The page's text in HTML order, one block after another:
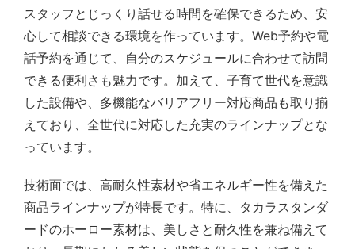
スタッフとじっくり話せる時間を確保できるため、安
心して相談できる環境を作っています。Web予約や電
話予約を通じて、自分のスケジュールに合わせて訪問
できる便利さも魅力です。加えて、子育て世代を意識
した設備や、多機能なバリアフリー対応商品も取り揃
えており、全世代に対応した充実のラインナップとな
っています。
技術面では、高耐久性素材や省エネルギー性を備えた
商品ラインナップが特長です。特に、タカラスタンダ
ードのホーロー素材は、美しさと耐久性を兼ね備えて